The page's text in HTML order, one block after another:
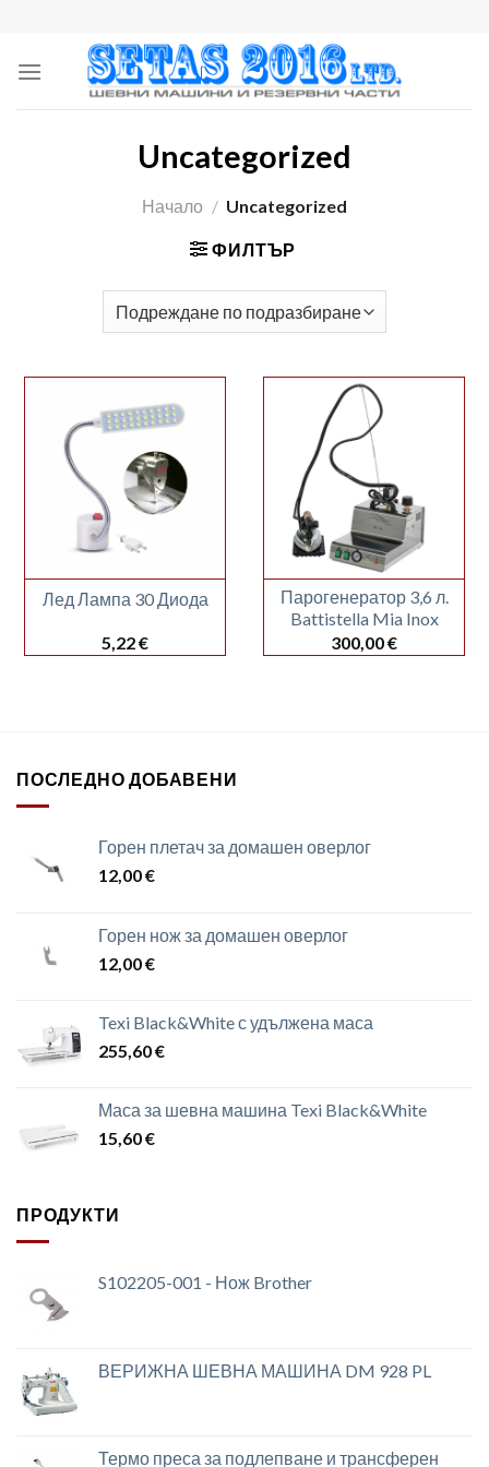
content
Uncategorized
Начало / Uncategorized
ФИЛТЪР
Лед Лампа 30 Диода
5,22€
Парогенератор 3,6 л.
Battistella Mia Inox
300,00€
ПОСЛЕДНО ДОБАВЕНИ
Горен плетач за домашен оверлог
12,00€
Горен нож за домашен оверлог
12,00€
Texi Black&White с удължена маса
255,60€
Маса за шевна машина Texi Black&White
15,60€
ПРОДУКТИ
S102205-001 - Нож Brother
ВЕРИЖНА ШЕВНА МАШИНА DM 928 PL
Термо преса за подлепване и трансферен